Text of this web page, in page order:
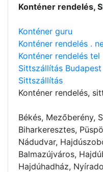
Konténer rendelés,
Konténer guru
Konténer rendelés .
Konténer rendelés tel
Sittszállítás Budapest
Sittszállítás
Konténer rendelés,
Békés, Mezőberény,
Biharkeresztes,
Nádudvar,
Balmazújváros,
Hajdúhadház,